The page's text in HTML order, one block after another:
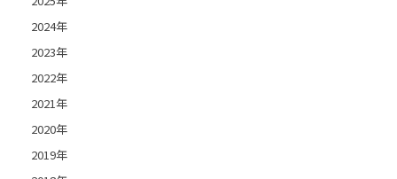
2024年
2023年
2022年
2021年
2020年
2019年